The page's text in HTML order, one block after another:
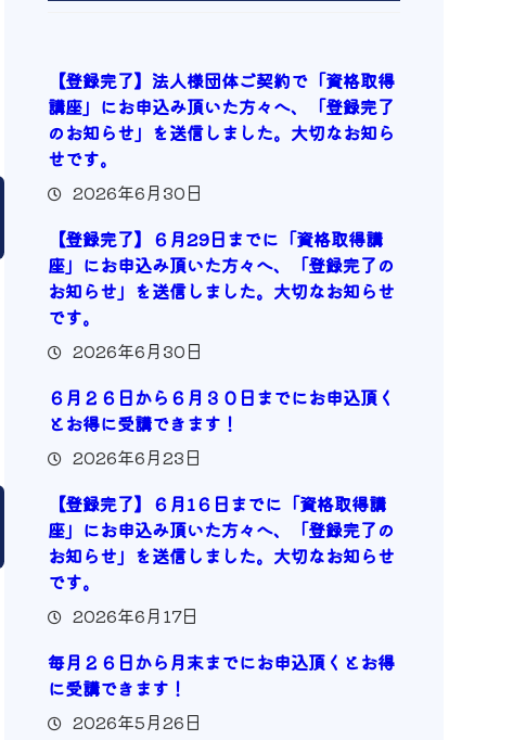
【登録完了】法人様団体ご契約で「資格取得
講座」にお申込み頂いた方々へ、「登録完了
のお知らせ」を送信しました。大切なお知ら
せです。
2026年6月30日
【登録完了】６月29日までに「資格取得講
座」にお申込み頂いた方々へ、「登録完了の
お知らせ」を送信しました。大切なお知らせ
です。
2026年6月30日
６月２６日から６月３０日までにお申込頂く
とお得に受講できます！
2026年6月23日
【登録完了】６月1６日までに「資格取得講
座」にお申込み頂いた方々へ、「登録完了の
お知らせ」を送信しました。大切なお知らせ
です。
2026年6月17日
毎月２６日から月末までにお申込頂くとお得
に受講できます！
2026年5月26日